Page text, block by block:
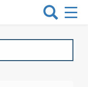
選
換